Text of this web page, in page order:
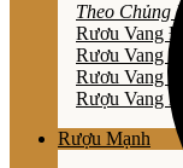
Theo Chủng
Rươu Vang Đỏ
Rươu Vang
Rươu Vang
Rượu Vang
Rượu Mạnh